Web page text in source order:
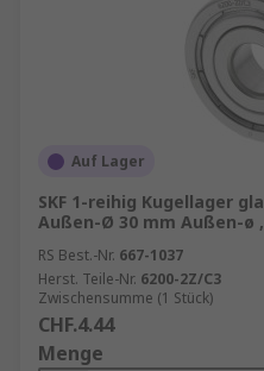
Auf Lager
SKF 1-reihig Kugellager
Außen-Ø 30 mm Außen-ø
RS Best.-Nr. 667-1037
Herst. Teile-Nr. 6200-2Z/C3
Zwischensumme (1 Stück)
CHF.4.44
Menge